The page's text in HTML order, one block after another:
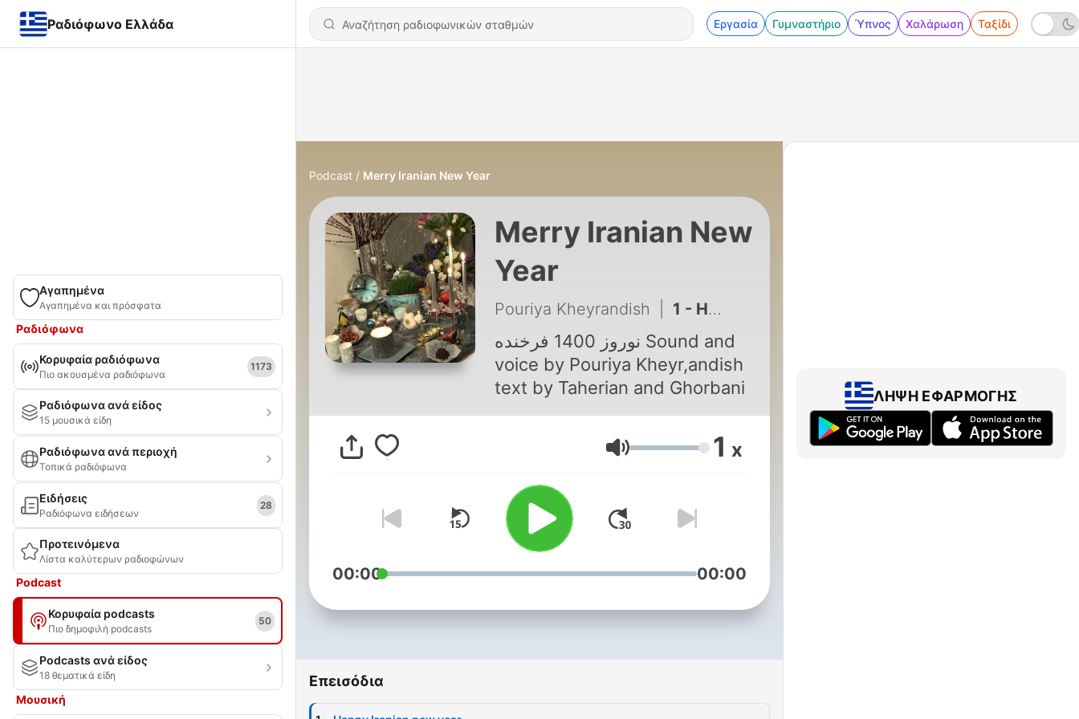
Ραδιόφωνο Ελλάδα Εργασία Γυμναστήριο Ύπνος Χαλάρωση Ταξίδι
Αγαπημένα
Αγαπημένα και πρόσφατα
Ραδιόφωνα
Κορυφαία ραδιόφωνα
Πιο ακουσμένα ραδιόφωνα
1173
Ραδιόφωνα ανά είδος
15 μουσικά είδη
Ραδιόφωνα ανά περιοχή
Τοπικά ραδιόφωνα
Ειδήσεις
Ραδιόφωνα ειδήσεων
28
Προτεινόμενα
Λίστα καλύτερων ραδιοφώνων
Podcast
Κορυφαία podcasts
Πιο δημοφιλή podcasts
50
Podcasts ανά είδος
18 θεματικά είδη
Μουσική
Podcast Merry Iranian New Year
Merry Iranian New
Year
Pouriya Kheyrandish 1 - Happy Iranian new year
نوروز 1400 فرخنده Sound and
voice by Pouriya Kheyr,andish
text by Taherian and Ghorbani
Ένταση 1 x
00:00 00:00
Επεισόδια
ΛΉΨΗ ΕΦΑΡΜΟΓΉΣ